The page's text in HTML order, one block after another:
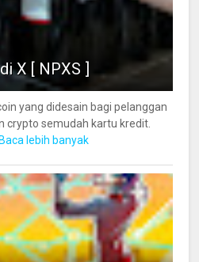
X [ NPXS ]
yang didesain bagi pelanggan
crypto semudah kartu kredit.
Baca lebih banyak